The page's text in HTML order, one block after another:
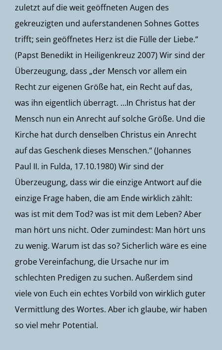
zuletzt auf die weit geöffneten Augen des
gekreuzigten und auferstandenen Sohnes Gottes
trifft; sein geöffnetes Herz ist die Fülle der Liebe.“
(Papst Benedikt in Heiligenkreuz 2007) Wir sind der
Überzeugung, dass „der Mensch vor allem ein
Recht zur eigenen Größe hat, ein Recht auf das,
was ihn eigentlich überragt. …In Christus hat der
Mensch nun ein Anrecht auf solche Größe. Und die
Kirche hat durch denselben Christus ein Anrecht
auf das Geschenk dieses Menschen.“ (Johannes
Paul II. in Fulda, 17.10.1980) Wir sind der
Überzeugung, dass wir die einzige Antwort auf die
einzige Frage haben, die am Ende wirklich zählt:
was ist mit dem Tod? was ist mit dem Leben? Aber
man hört uns nicht. Oder zumindest: Man hört uns
zu wenig. Warum ist das so? Sicherlich wäre es eine
grobe Vereinfachung, die Ursache nur im
schlechten Predigen zu suchen. Außerdem sind
viele von Euch ein echtes Vorbild von wirklich guter
Vermittlung des Wortes. Aber ich glaube, wir haben
so viel mehr Potential.